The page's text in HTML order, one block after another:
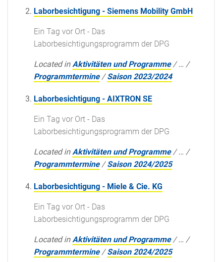
Laborbesichtigung - Siemens Mobility GmbH
Ein Tag vor Ort - Das
Laborbesichtigungsprogramm der DPG
Located in Aktivitäten und Programme /… /
Programmtermine /Saison 2023/2024
Laborbesichtigung - AIXTRON SE
Ein Tag vor Ort - Das
Laborbesichtigungsprogramm der DPG
Located in Aktivitäten und Programme /… /
Programmtermine /Saison 2024/2025
Laborbesichtigung - Miele & Cie. KG
Ein Tag vor Ort - Das
Laborbesichtigungsprogramm der DPG
Located in Aktivitäten und Programme /… /
Programmtermine /Saison 2024/2025